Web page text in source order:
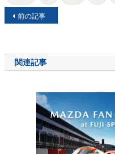
投
ナ
ビ
前の記事
関連記事